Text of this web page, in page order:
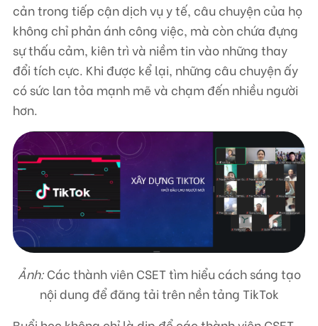
cản trong tiếp cận dịch vụ y tế, câu chuyện của họ
không chỉ phản ánh công việc, mà còn chứa đựng
sự thấu cảm, kiên trì và niềm tin vào những thay
đổi tích cực. Khi được kể lại, những câu chuyện ấy
có sức lan tỏa mạnh mẽ và chạm đến nhiều người
hơn.
Ảnh: Các thành viên CSET tìm hiểu cách sáng tạo
nội dung để đăng tải trên nền tảng TikTok